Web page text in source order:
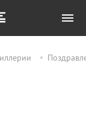
Все
Day)